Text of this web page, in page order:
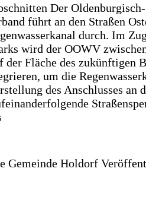
Der Oldenburgisch-
führt an den Straßen
durch. Im
wird der OOWV
der Fläche des zukünftigen
um die
des Anschlusses an
Gemeinde Holdorf